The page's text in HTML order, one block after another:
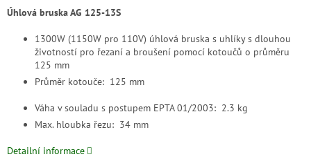
Úhlová bruska AG 125-13S
1300W (1150W pro 110V) úhlová bruska s uhlíky s dlouhou
životností pro řezaní a broušení pomocí kotoučů o průměru
125 mm
Průměr kotouče: 125 mm
Váha v souladu s postupem EPTA 01/2003: 2.3 kg
Max. hloubka řezu: 34 mm
Detailní informace